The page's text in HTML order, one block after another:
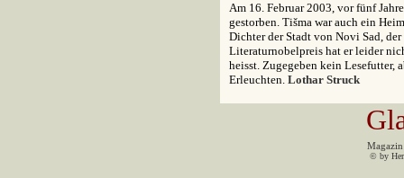
Am 16. Februar 2003, vor fünf
gestorben. Tišma war auch ein
Dichter der Stadt von Novi Sad,
Literaturnobelpreis hat er leider
heisst. Zugegeben kein Lesefutter,
Erleuchten. Lothar Struck
G
© by